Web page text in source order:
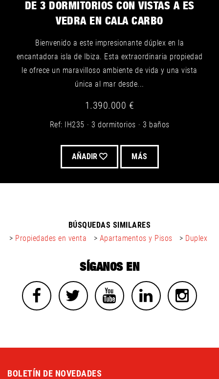
DE 3 DORMITORIOS CON VISTAS A ES
VEDRA EN CALA CARBO
Bienvenido a este impresionante dúplex en la
encantadora isla de Ibiza. Esta extraordinaria propiedad
le ofrece un maravilloso ambiente de vida y una vista
única al mar desde...
1.390.000 €
Ref: IH235 3 dormitorios 3 baños
AÑADIR MÁS
BÚSQUEDAS SIMILARES
> Propiedades en venta > Apartamentos y Pisos > Duplex
SÍGANOS EN
BOLETÍN DE NOVEDADES